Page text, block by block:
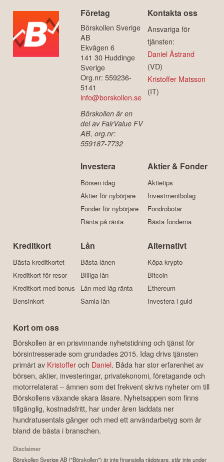
Företag
Börskollen Sverige
AB
Ekvägen 6
141 30 Huddinge
Sverige
Org.nr: 559236-
5141
info@borskollen.se
Börskollen är en
del av FairValue FV
AB, org.nr:
559187-7732
Kontakta oss
Ansvariga för
tjänsten:
Daniel Åstrand
(VD)
Kristoffer Matsson
(IT)
Investera
Börsen idag
Aktier för nybörjare
Fonder för nybörjare
Ränta på ränta
Aktier & Fonder
Aktietips
Investmentbolag
Fondrobotar
Bästa fonderna
Kreditkort
Bästa kreditkortet
Kreditkort för resor
Kreditkort med bonus
Bensinkort
Lån
Bästa lånen
Billiga lån
Lån med låg ränta
Samla lån
Alternativt
Köpa krypto
Bitcoin
Ethereum
Investera i guld
Kort om oss
Börskollen är en prisvinnande nyhetstidning och tjänst för
börsintresserade som grundades 2015. Idag drivs tjänsten
primärt av Kristofferoch Daniel. Båda har stor erfarenhet av
börsen, aktier, investeringar, privatekonomi, företagande och
motorrelaterat – ämnen som det frekvent skrivs nyheter om till
Börskollens växande skara läsare. Nyhetsappen som finns
tillgänglig, kostnadsfritt, har under åren laddats ner
hundratusentals gånger och med ett användarbetyg som är
bland de bästa i branschen.
Disclaimer
Börskollen Sverige AB ("Börskollen") är inte finansiella rådgivare, står inte under